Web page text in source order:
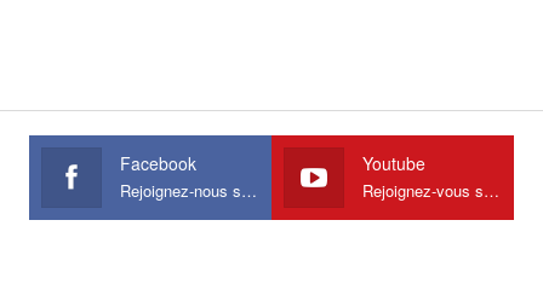
Facebook
Rejoignez-nous sur Facebook
Youtube
Rejoignez-vous sur Youtube